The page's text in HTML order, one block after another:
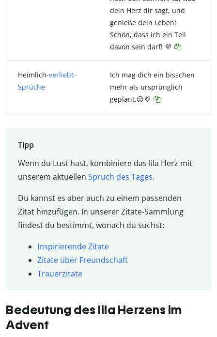
dein Herz dir sagt, und
genieße dein Leben!
Schön, dass ich ein Teil
davon sein darf! 💜
Heimlich-verliebt-
Sprüche
Ich mag dich ein bisschen
mehr als ursprünglich
geplant.😉💜
Tipp
Wenn du Lust hast, kombiniere das lila Herz mit
unserem aktuellen Spruch des Tages.
Du kannst es aber auch zu einem passenden
Zitat hinzufügen. In unserer Zitate-Sammlung
findest du bestimmt, wonach du suchst:
Inspirierende Zitate
Zitate über Freundschaft
Trauerzitate
Bedeutung des lila Herzens im
Advent